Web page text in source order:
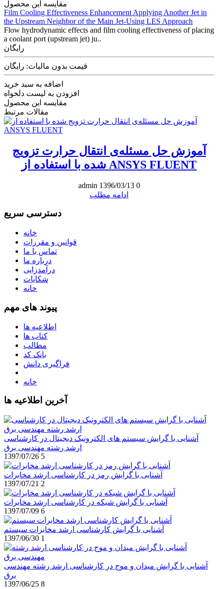
مقایسه این محصول
Film Cooling Effectiveness Enhancement Applying Another Jet in
the Upstream Neighbor of the Main Jet-Using LES Approach
Flow hydrodynamic effects and film cooling effectiveness of placing
a coolant port (upstream jet) ju..
رایگان
قیمت بدون مالیات: رایگان
اضافه به سبد خرید
افزودن به لیست دلخواه
مقایسه این محصول
مقالات مرتبط
آموزش حل مسئله‌ی انتقال حرارت تزویج
شده با استفاده از ANSYS FLUENT
admin 1396/03/13 0
ادامه مطلب
دسترسی سریع
خانه
قوانین و مقررات
تماس با ما
درباره ما
درآمدزایی
شکایات
خانه
پیوند های مهم
اطلاعیه ها
کتاب ها
مطالب
بانک کد
فراگیری دانش
خانه
آخرین اطلاعیه ها
آشنایی با گرایش سیستم های الکترونیک دیجیتال در کارشناسی
ارشد رشته مهندسی برق
1397/07/26 5
آشنایی با گرایش رمز در کارشناسی ارشد مخابرات
1397/07/21 2
آشنایی با گرایش شبکه در کارشناسی ارشد مخابرات
1397/07/09 6
آشنایی با گرایش کارشناسی ارشد مخابرات سیستم
1397/06/30 1
آشنایی با گرایش میدان و موج در کارشناسی ارشد رشته مهندسی
برق
1397/06/25 8